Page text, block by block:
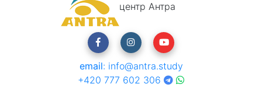
центр Антра
email: info@antra.study
+420 777 602 306